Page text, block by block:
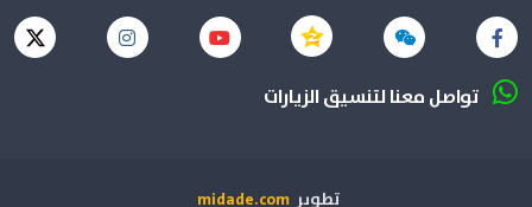
تواصل معنا لتنسيق الزيارات
تطوير midade.com